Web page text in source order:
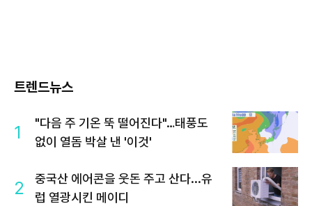
트렌드뉴스
1
"다음 주 기온 뚝 떨어진다"…태풍도
없이 열돔 박살 낸 '이것'
2
중국산 에어콘을 웃돈 주고 산다...유
럽 열광시킨 메이디